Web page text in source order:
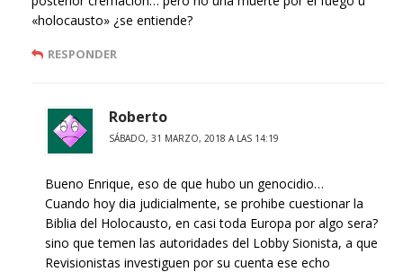
«holocausto» ¿se entiende?
RESPONDER
Roberto
SÁBADO, 31 MARZO, 2018 A LAS 14:19
Bueno Enrique, eso de que hubo un genocidio…
Cuando hoy dia judicialmente, se prohibe cuestionar la
Biblia del Holocausto, en casi toda Europa por algo sera?
sino que temen las autoridades del Lobby Sionista, a que
Revisionistas investiguen por su cuenta ese echo